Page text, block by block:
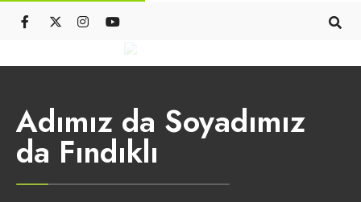
Adımız da Soyadımız
da Fındıklı